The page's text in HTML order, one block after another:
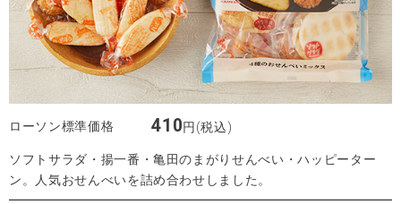
ローソン標準価格 410円(税込)
ソフトサラダ・揚一番・亀田のまがりせんべい・ハッピーター
ン。人気おせんべいを詰め合わせしました。